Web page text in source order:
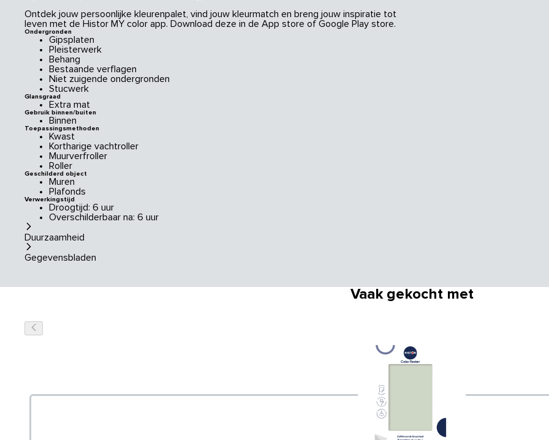
Ontdek jouw persoonlijke kleurenpalet, vind jouw kleurmatch en breng jouw inspiratie tot
leven met de Histor MY color app. Download deze in de App store of Google Play store.
Ondergronden
Gipsplaten
Pleisterwerk
Behang
Bestaande verflagen
Niet zuigende ondergronden
Stucwerk
Glansgraad
Extra mat
Gebruik binnen/buiten
Binnen
Toepassingsmethoden
Kwast
Kortharige vachtroller
Muurverfroller
Roller
Geschilderd object
Muren
Plafonds
Verwerkingstijd
Droogtijd: 6 uur
Overschilderbaar na: 6 uur
Duurzaamheid
Gegevensbladen
Vaak gekocht met